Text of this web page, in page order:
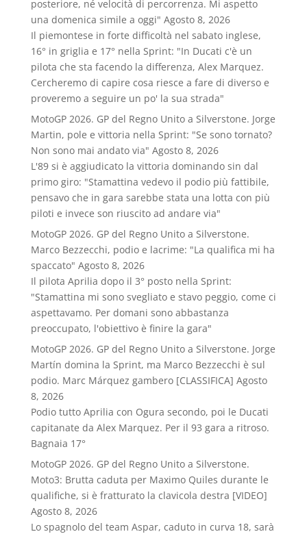
posteriore, né velocità di percorrenza. Mi aspetto
una domenica simile a oggi" Agosto 8, 2026
Il piemontese in forte difficoltà nel sabato inglese,
16° in griglia e 17° nella Sprint: "In Ducati c'è un
pilota che sta facendo la differenza, Alex Marquez.
Cercheremo di capire cosa riesce a fare di diverso e
proveremo a seguire un po' la sua strada"
MotoGP 2026. GP del Regno Unito a Silverstone. Jorge
Martin, pole e vittoria nella Sprint: "Se sono tornato?
Non sono mai andato via" Agosto 8, 2026
L'89 si è aggiudicato la vittoria dominando sin dal
primo giro: "Stamattina vedevo il podio più fattibile,
pensavo che in gara sarebbe stata una lotta con più
piloti e invece son riuscito ad andare via"
MotoGP 2026. GP del Regno Unito a Silverstone.
Marco Bezzecchi, podio e lacrime: "La qualifica mi ha
spaccato" Agosto 8, 2026
Il pilota Aprilia dopo il 3° posto nella Sprint:
"Stamattina mi sono svegliato e stavo peggio, come ci
aspettavamo. Per domani sono abbastanza
preoccupato, l'obiettivo è finire la gara"
MotoGP 2026. GP del Regno Unito a Silverstone. Jorge
Martín domina la Sprint, ma Marco Bezzecchi è sul
podio. Marc Márquez gambero [CLASSIFICA] Agosto
8, 2026
Podio tutto Aprilia con Ogura secondo, poi le Ducati
capitanate da Alex Marquez. Per il 93 gara a ritroso.
Bagnaia 17°
MotoGP 2026. GP del Regno Unito a Silverstone.
Moto3: Brutta caduta per Maximo Quiles durante le
qualifiche, si è fratturato la clavicola destra [VIDEO]
Agosto 8, 2026
Lo spagnolo del team Aspar, caduto in curva 18, sarà